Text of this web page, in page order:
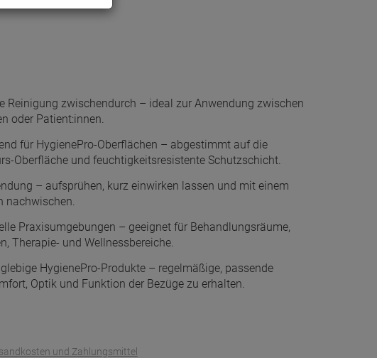
Reinigung zwischendurch – ideal zur Anwendung zwischen
oder Patient:innen.
für HygienePro-Oberflächen – abgestimmt auf die
Oberfläche und feuchtigkeitsresistente Schutzschicht.
– aufsprühen, kurz einwirken lassen und mit einem
nachwischen.
Praxisumgebungen – geeignet für Behandlungsräume,
Therapie- und Wellnessbereiche.
HygienePro-Produkte – regelmäßige, passende
Optik und Funktion der Bezüge zu erhalten.
und Zahlungsmittel